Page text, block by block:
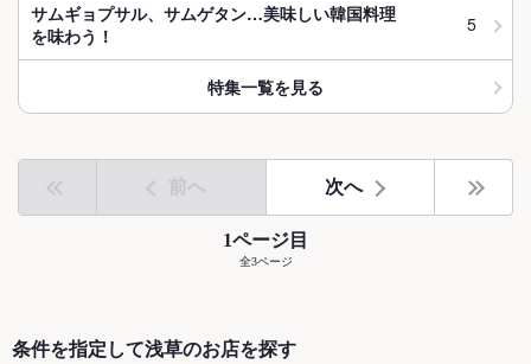
サムギョプサル、サムゲタン…美味しい韓国料理
を味わう！
5
特集一覧を見る
前へ 次へ
1ページ目
全3ページ
条件を指定して浅草のお店を探す